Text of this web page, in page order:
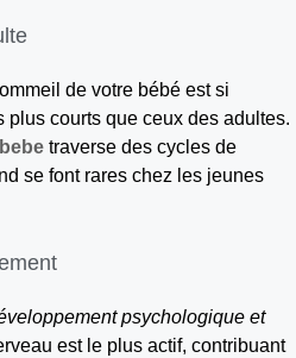
de votre bébé est si
plus courts que ceux des adultes.
bebe traverse des cycles de
se font rares chez les jeunes
psychologique et
est le plus actif, contribuant